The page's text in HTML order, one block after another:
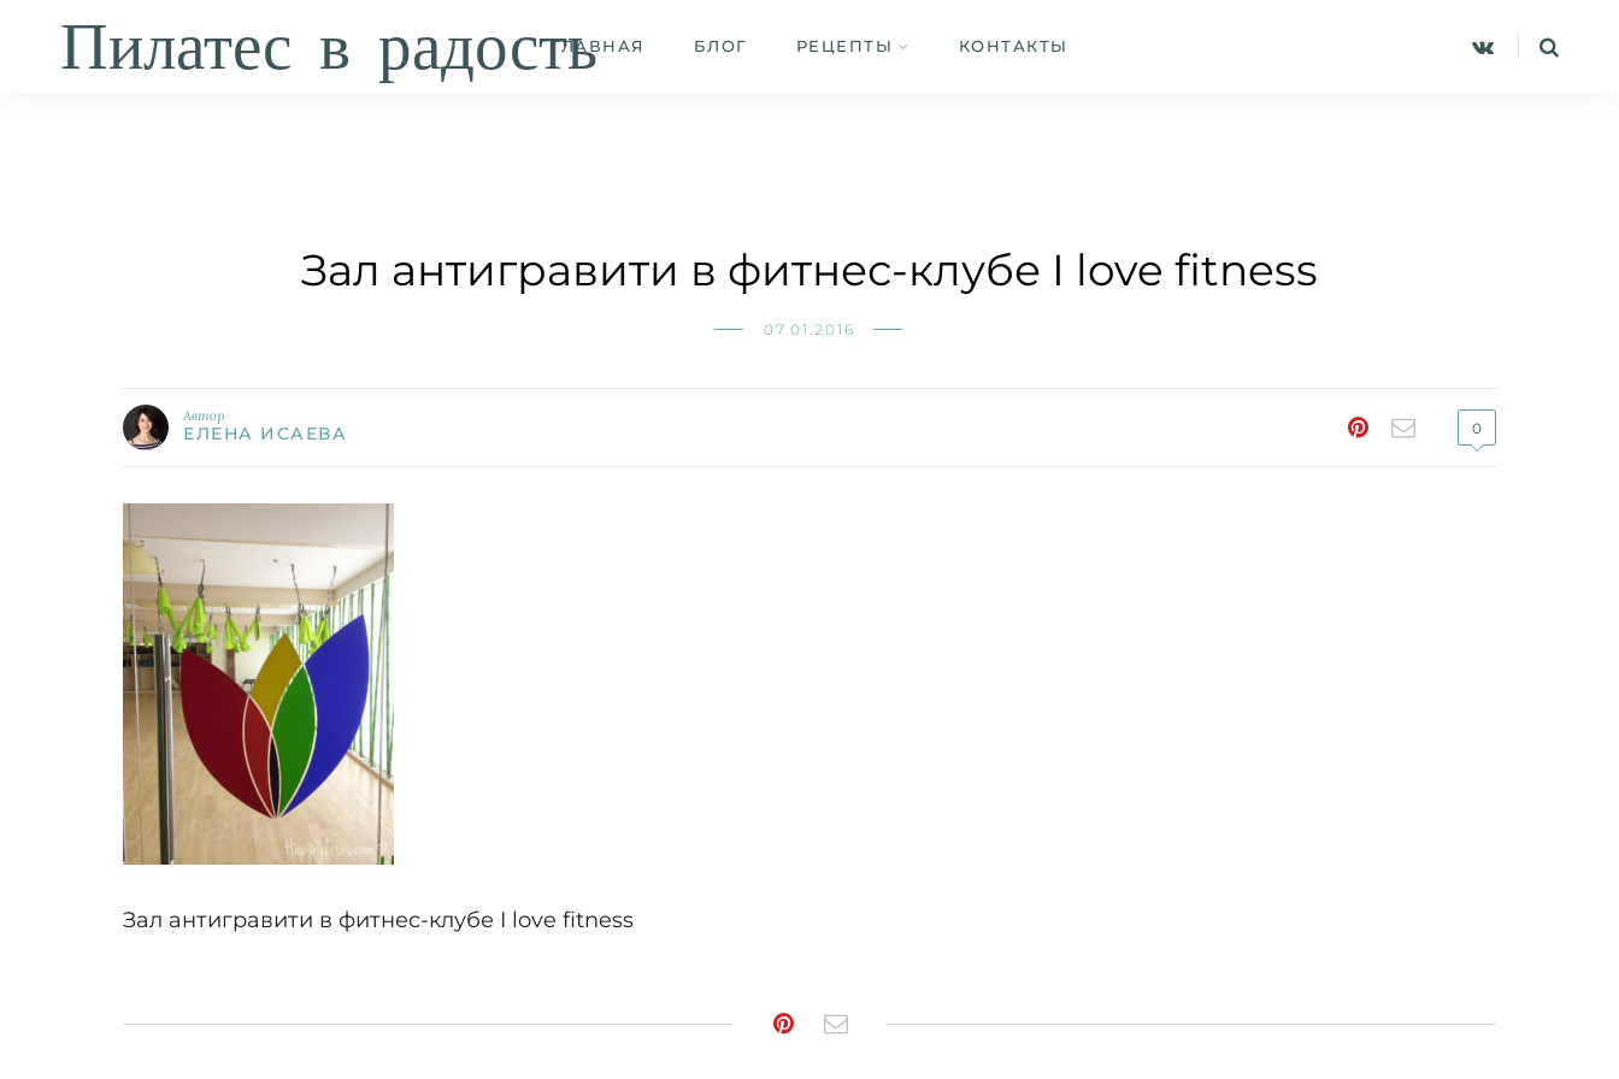
Пилатес в радостьГЛАВНАЯ БЛОГ РЕЦЕПТЫ КОНТАКТЫ
Зал антигравити в фитнес-клубе I love fitness
07.01.2016
Автор
ЕЛЕНА ИСАЕВА 0
Зал антигравити в фитнес-клубе I love fitness